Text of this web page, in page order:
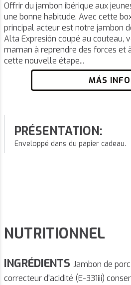
Offrir du jambon ibérique aux
une bonne habitude. Avec cette
principal acteur est notre jambon
Alta Expresión coupé au couteau,
maman à reprendre des forces et
cette nouvelle étape...
MÁS INFO
PRÉSENTATION:
Enveloppé dans du papier cadeau.
NUTRITIONNEL
INGRÉDIENTS Jambon de
correcteur d'acidité (E-331iii)